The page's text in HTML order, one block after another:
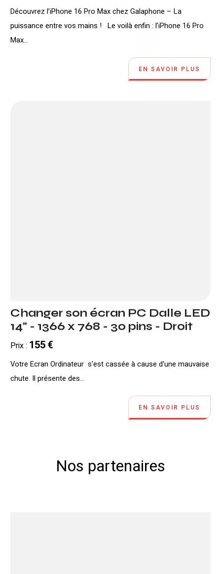
Découvrez l’iPhone 16 Pro Max chez Galaphone – La
puissance entre vos mains ! Le voilà enfin : l’iPhone 16 Pro
Max...
EN SAVOIR PLUS
Changer son écran PC Dalle LED
14" - 1366 x 768 - 30 pins - Droit
Prix : 155 €
Votre Ecran Ordinateur s'est cassée à cause d'une mauvaise
chute. Il présente des...
EN SAVOIR PLUS
Nos partenaires